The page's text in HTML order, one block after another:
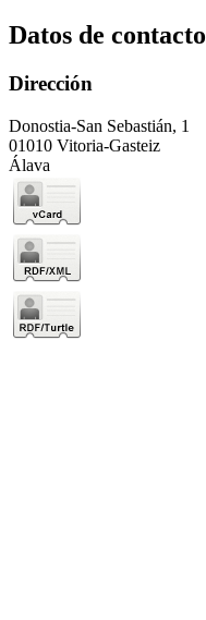
Datos de contacto
Dirección
Donostia-San Sebastián, 1
01010 Vitoria-Gasteiz
Álava